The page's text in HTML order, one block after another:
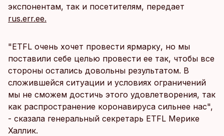
экспонентам, так и посетителям, передает
rus.err.ee.
"ETFL очень хочет провести ярмарку, но мы
поставили себе целью провести ее так, чтобы все
стороны остались довольны результатом. В
сложившейся ситуации и условиях ограничений
мы не сможем достичь этого удовлетворения, так
как распространение коронавируса сильнее нас",
- сказала генеральный секретарь ETFL Мерике
Халлик.